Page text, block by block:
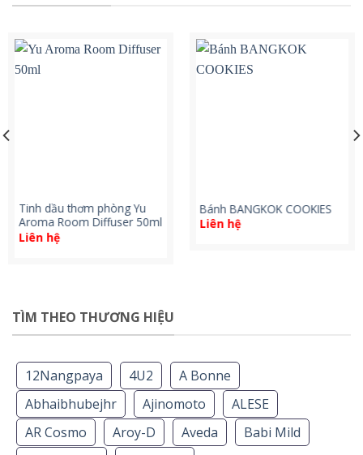
Tinh dầu thơm phòng Yu
Aroma Room Diffuser 50ml
Liên hệ
Bánh BANGKOK COOKIES
Liên hệ
TÌM THEO THƯƠNG HIỆU
12Nangpaya 4U2
A Bonne
Abhaibhubejhr
Ajinomoto
ALESE
AR Cosmo
Aroy-D Aveda
Babi Mild